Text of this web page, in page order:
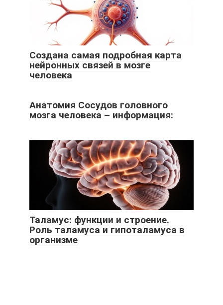
Создана самая подробная карта
нейронных связей в мозге
человека
Анатомия Сосудов головного
мозга человека – информация:
Таламус: функции и строение.
Роль таламуса и гипоталамуса в
организме